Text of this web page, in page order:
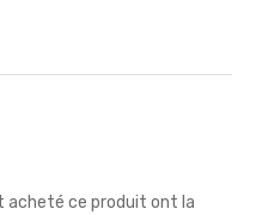
acheté ce produit ont la